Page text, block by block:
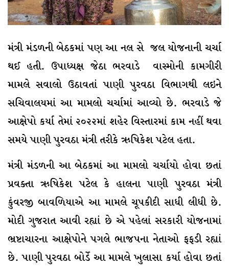
મંત્રી મંડળની બેઠકમાં પણ આ નલ સે જલ યોજનાની ચર્ચા
થઈ હતી. ઉપાધ્યક્ષ જેઠા ભરવાડે વાસ્મોની કામગીરી
મામલે સવાલો ઉઠાવતાં પાણી પુરવઠા વિભાગથી લઇને
સચિવાલયમાં આ મામલો ચર્ચામાં આવ્યો છે. ભરવાડે જે
આક્ષેપો કર્યા તેમાં ૨૦૨૨માં શહેર વિસ્તારમાં કામ નહીં થવા
સમયે પાણી પુરવઠા મંત્રી તરીકે ઋષિકેશ પટેલ હતા.
મંત્રી મંડળની આ બેઠકમાં આ મામલો ચર્ચાયો હોવા છતાં
પ્રવક્તા ઋષિકેશ પટેલ કે હાલના પાણી પુરવઠા મંત્રી
કુંવરજી બાવળિયાએ આ મામલે ચૂપકીદી સાધી લીધી છે.
મોદી ગુજરાત આવી રહ્યાં છે એ પહેલાં સરકારી યોજનામાં
ભ્રષ્ટાચારના આક્ષેપોને પગલે ભાજપના નેતાઓ ફફડી રહ્યાં
છે. પાણી પુરવઠા બોર્ડે આ મામલે ખુલાસા કર્યા હોવા છતાં